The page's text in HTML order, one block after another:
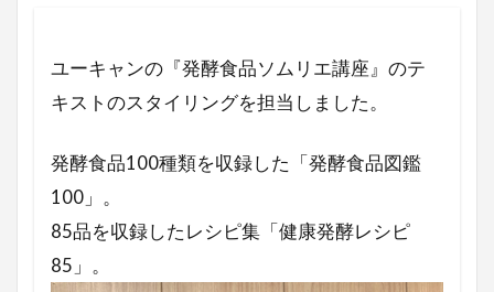
ユーキャンの『発酵食品ソムリエ講座』のテ
キストのスタイリングを担当しました。
発酵食品100種類を収録した「発酵食品図鑑
100」。
85品を収録したレシピ集「健康発酵レシピ
85」。
春菊
春 日清 日本食研
新商品
料理撮影
料理動画
ホテルブッフェ
ブログ
E・レシピ
いちごサンド
ちゃお
お菓子
お正月 おつまみ
おせち
おすすめ